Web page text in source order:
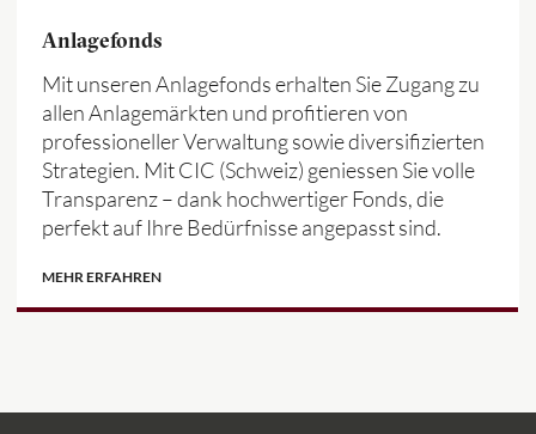
Anlagefonds
Mit unseren Anlagefonds erhalten Sie Zugang zu
allen Anlagemärkten und profitieren von
professioneller Verwaltung sowie diversifizierten
Strategien. Mit CIC (Schweiz) geniessen Sie volle
Transparenz – dank hochwertiger Fonds, die
perfekt auf Ihre Bedürfnisse angepasst sind.
MEHR ERFAHREN